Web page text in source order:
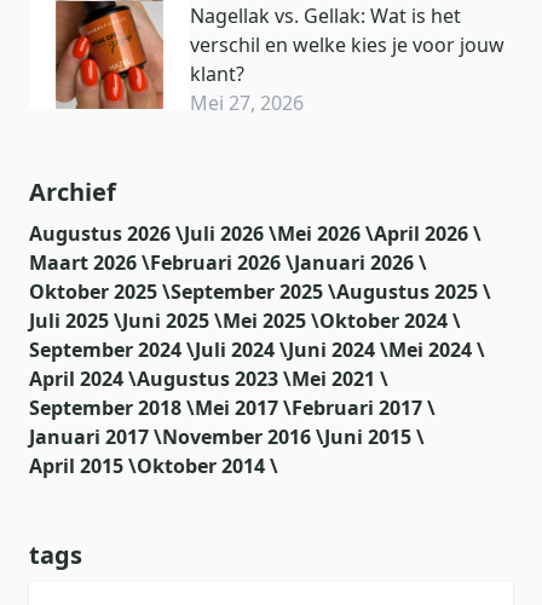
Nagellak vs. Gellak: Wat is het
verschil en welke kies je voor jouw
klant?
Mei 27, 2026
Archief
Augustus 2026 \Juli 2026 \Mei 2026 \April 2026 \
Maart 2026 \Februari 2026 \Januari 2026 \
Oktober 2025 \September 2025 \Augustus 2025 \
Juli 2025 \Juni 2025 \Mei 2025 \Oktober 2024 \
September 2024 \Juli 2024 \Juni 2024 \Mei 2024 \
April 2024 \Augustus 2023 \Mei 2021 \
September 2018 \Mei 2017 \Februari 2017 \
Januari 2017 \November 2016 \Juni 2015 \
April 2015 \Oktober 2014 \
tags